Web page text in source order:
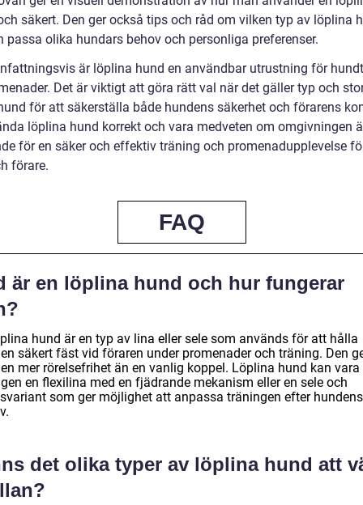
säkert. Den ger också tips och råd om vilken typ av löplina
passa olika hundars behov och personliga preferenser.
är löplina hund en användbar utrustning för
Det är viktigt att göra rätt val när det gäller typ och
för att säkerställa både hundens säkerhet och förarens
löplina hund korrekt och vara medveten om omgivningen
för en säker och effektiv träning och promenadupplevelse
förare.
FAQ
är en löplina hund och hur fungerar
hund är en typ av lina eller sele som används för att hålla
säkert fäst vid föraren under promenader och träning. Den
mer rörelsefrihet än en vanlig koppel. Löplina hund kan vara
en flexilina med en fjädrande mekanism eller en sele och
som ger möjlighet att anpassa träningen efter hundens
det olika typer av löplina hund att